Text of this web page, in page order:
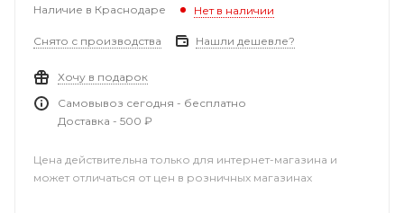
Наличие в Краснодаре Нет в наличии
Снято с производства Нашли дешевле?
Хочу в подарок
Самовывоз сегодня - бесплатно
Доставка - 500 ₽
Цена действительна только для интернет-магазина и
может отличаться от цен в розничных магазинах